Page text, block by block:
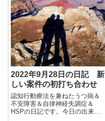
2022年9月28日の日記 新
しい案件の初打ち合わせ
認知行動療法を兼ねたうつ病＆
不安障害＆自律神経失調症＆
HSPの日記です。今日の出来事